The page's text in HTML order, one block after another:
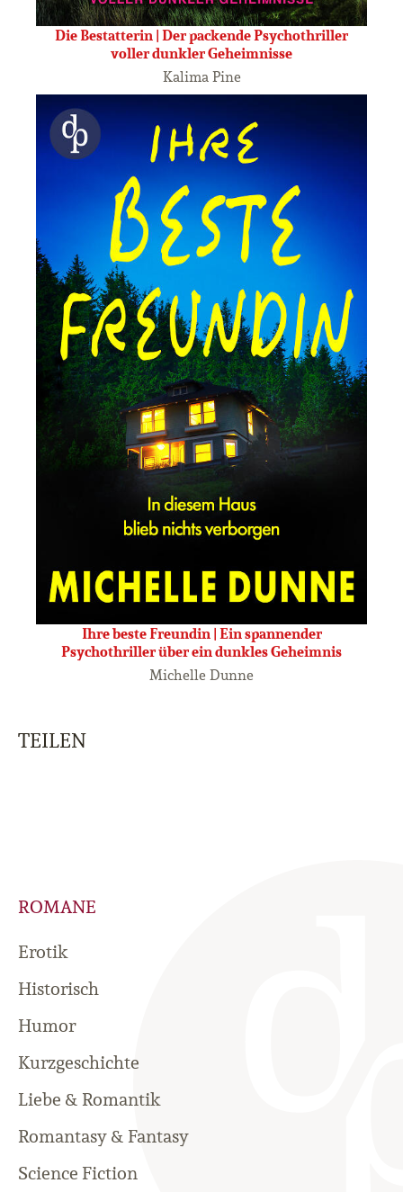
Die Bestatterin | Der packende Psychothriller
voller dunkler Geheimnisse
Kalima Pine
Ihre beste Freundin | Ein spannender
Psychothriller über ein dunkles Geheimnis
Michelle Dunne
TEILEN
ROMANE
Erotik
Historisch
Humor
Kurzgeschichte
Liebe & Romantik
Romantasy & Fantasy
Science Fiction